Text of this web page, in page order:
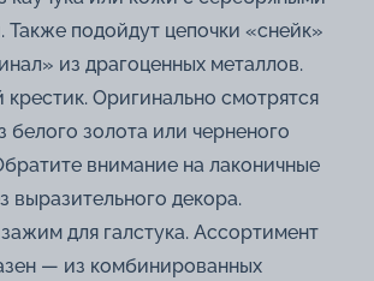
Также подойдут цепочки «снейк»
из драгоценных металлов.
крестик. Оригинально смотрятся
белого золота или черненого
внимание на лаконичные
выразительного декора.
для галстука. Ассортимент
— из комбинированных